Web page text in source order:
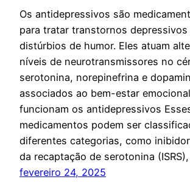
Os antidepressivos são
para tratar transtornos depressivos
distúrbios de humor. Eles atuam
níveis de neurotransmissores no
serotonina, norepinefrina e
associados ao bem-estar
funcionam os antidepressivos
medicamentos podem ser
diferentes categorias, como
da recaptação de serotonina
fevereiro 24, 2025